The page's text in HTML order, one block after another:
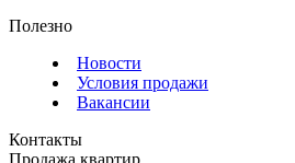
Полезно
Новости
Условия продажи
Вакансии
Контакты